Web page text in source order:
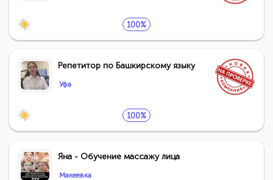
100%
Репетитор по Башкирскому языку
Уфа
100%
Яна - Обучение массажу лица
Макеевка